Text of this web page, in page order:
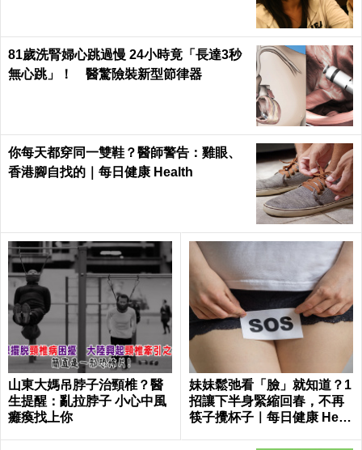
81歲洗腎婦心跳過慢 24小時竟「長達3秒
無心跳」！ 醫驚險裝新型節律器
你每天都穿同一雙鞋？醫師警告：雞眼、
香港腳自找的｜每日健康 Health
山東大媽吊脖子治頸椎？醫
生提醒：亂拉脖子 小心中風
癱瘓找上你
妹妹鬆弛看「臉」就知道？1
招讓下半身緊縮回春，不再
筷子攪杯子｜每日健康 Healt